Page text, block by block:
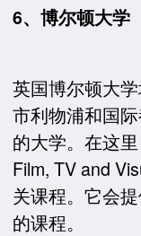
6、博尔顿大学
英国博尔顿大
市利物浦和国
的大学。在这
Film, TV and
关课程。它会
的课程。